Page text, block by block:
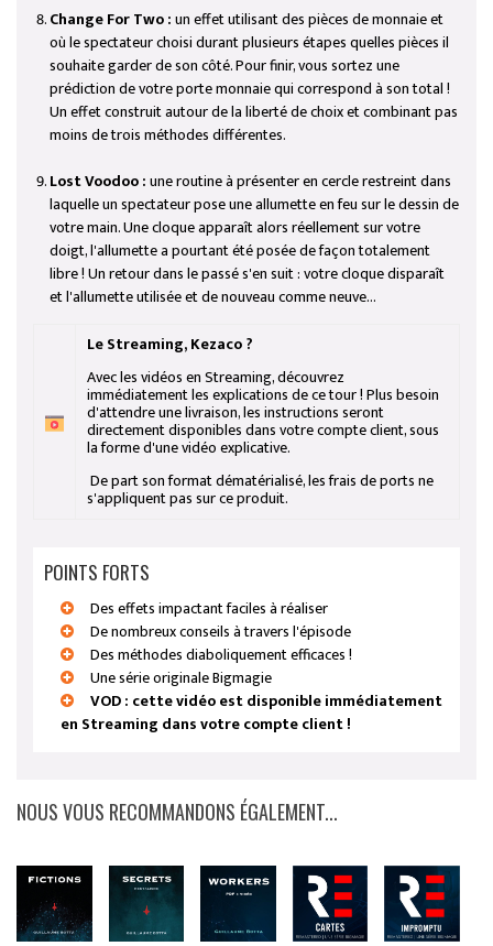
Change For Two :un effet utilisant des pièces de monnaie et
où le spectateur choisi durant plusieurs étapes quelles pièces il
souhaite garder de son côté. Pour finir, vous sortez une
prédiction de votre porte monnaie qui correspond à son total !
Un effet construit autour de la liberté de choix et combinant pas
moins de trois méthodes différentes.
Lost Voodoo :une routine à présenter en cercle restreint dans
laquelle un spectateur pose une allumette en feu sur le dessin de
votre main. Une cloque apparaît alors réellement sur votre
doigt, l'allumette a pourtant été posée de façon totalement
libre ! Un retour dans le passé s'en suit : votre cloque disparaît
et l'allumette utilisée et de nouveau comme neuve...
Le Streaming, Kezaco ?
Avec les vidéos en Streaming, découvrez
immédiatement les explications de ce tour ! Plus besoin
d'attendre une livraison, les instructions seront
directement disponibles dans votre compte client, sous
la forme d'une vidéo explicative.
De part son format dématérialisé, les frais de ports ne
s'appliquent pas sur ce produit.
POINTS FORTS
Des effets impactant faciles à réaliser
De nombreux conseils à travers l'épisode
Des méthodes diaboliquement efficaces !
Une série originale Bigmagie
VOD : cette vidéo est disponible immédiatement
en Streaming dans votre compte client !
NOUS VOUS RECOMMANDONS ÉGALEMENT...